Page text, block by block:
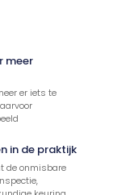
meer
er iets te
in de praktijk
de onmisbare